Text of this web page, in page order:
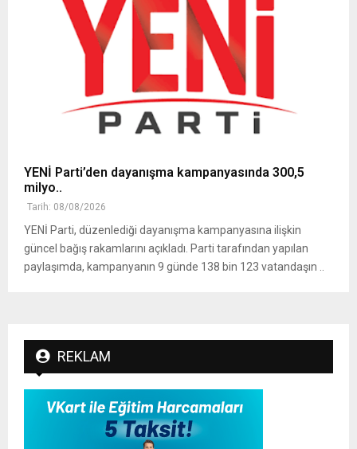
YENİ Parti’den dayanışma kampanyasında 300,5
milyo..
Tarih: 08/08/2026
YENİ Parti, düzenlediği dayanışma kampanyasına ilişkin
güncel bağış rakamlarını açıkladı. Parti tarafından yapılan
paylaşımda, kampanyanın 9 günde 138 bin 123 vatandaşın ..
REKLAM